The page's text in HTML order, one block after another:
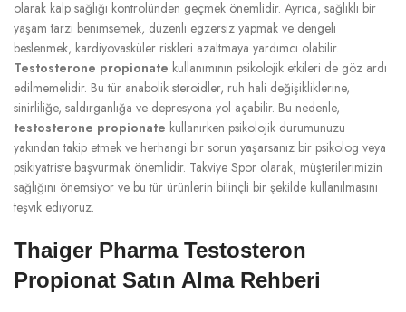
olarak kalp sağlığı kontrolünden geçmek önemlidir. Ayrıca, sağlıklı bir
yaşam tarzı benimsemek, düzenli egzersiz yapmak ve dengeli
beslenmek, kardiyovasküler riskleri azaltmaya yardımcı olabilir.
Testosterone propionate kullanımının psikolojik etkileri de göz ardı
edilmemelidir. Bu tür anabolik steroidler, ruh hali değişikliklerine,
sinirliliğe, saldırganlığa ve depresyona yol açabilir. Bu nedenle,
testosterone propionate kullanırken psikolojik durumunuzu
yakından takip etmek ve herhangi bir sorun yaşarsanız bir psikolog veya
psikiyatriste başvurmak önemlidir. Takviye Spor olarak, müşterilerimizin
sağlığını önemsiyor ve bu tür ürünlerin bilinçli bir şekilde kullanılmasını
teşvik ediyoruz.
Thaiger Pharma Testosteron
Propionat Satın Alma Rehberi